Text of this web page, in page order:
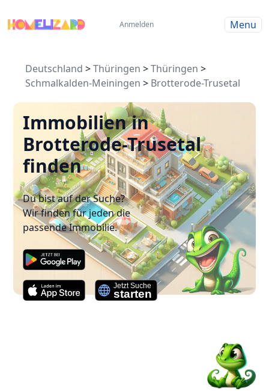
Anmelden Menu
Deutschland >Thüringen >Thüringen >
Schmalkalden-Meiningen > Brotterode-Trusetal
Immobilien in
Brotterode-Trusetal
finden
Du bist auf der Suche?
Wir finden für jeden die
passende Immobilie.